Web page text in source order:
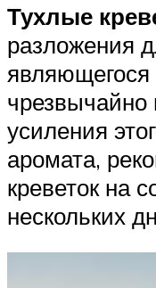
Тухлые
разложения
чрезвычайно
усиления
аромата,
креветок на
нескольких